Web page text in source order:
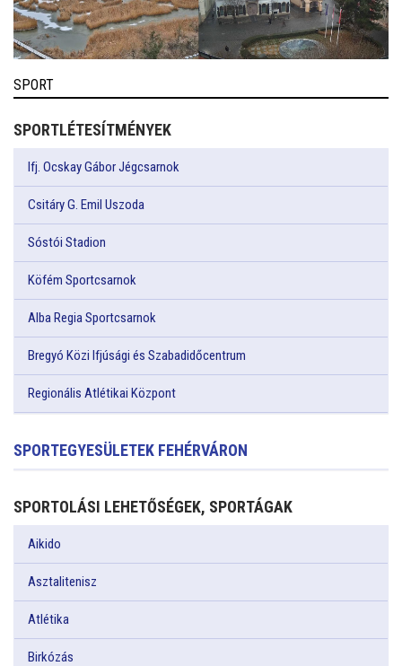
SPORT
SPORTLÉTESÍTMÉNYEK
Ifj. Ocskay Gábor Jégcsarnok
Csitáry G. Emil Uszoda
Sóstói Stadion
Köfém Sportcsarnok
Alba Regia Sportcsarnok
Bregyó Közi Ifjúsági és Szabadidőcentrum
Regionális Atlétikai Központ
SPORTEGYESÜLETEK FEHÉRVÁRON
SPORTOLÁSI LEHETŐSÉGEK, SPORTÁGAK
Aikido
Asztalitenisz
Atlétika
Birkózás